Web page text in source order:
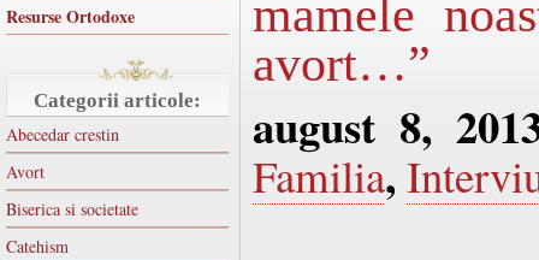
Resurse Ortodoxe
Categorii articole:
Abecedar crestin
Avort
Biserica si societate
Catehism
mamele
avort…”
august 8,
Familia,